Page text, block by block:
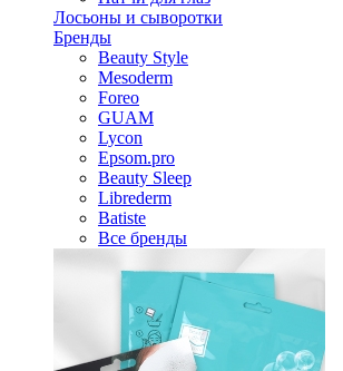
Лосьоны и сыворотки
Бренды
Beauty Style
Mesoderm
Foreo
GUAM
Lycon
Epsom.pro
Beauty Sleep
Librederm
Batiste
Все бренды